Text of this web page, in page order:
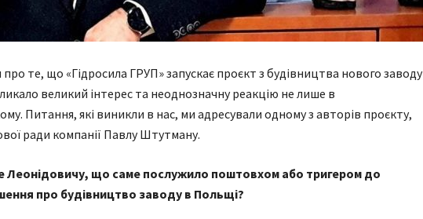
те, що «Гідросила ГРУП» запускає проєкт з будівництва нового заводу
великий інтерес та неоднозначну реакцію не лише в
Питання, які виникли в нас, ми адресували одному з авторів проєкту,
ради компанії Павлу Штутману.
Леонідовичу, що саме послужило поштовхом або тригером до
про будівництво заводу в Польщі?